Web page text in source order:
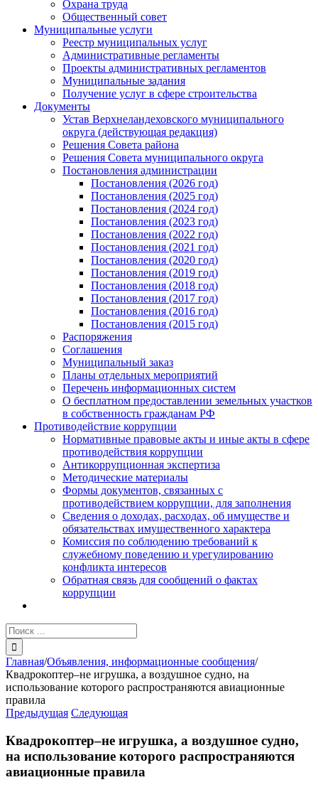
Охрана труда
Общественный совет
Муниципальные услуги
Реестр муниципальных услуг
Административные регламенты
Проекты административных регламентов
Муниципальные задания
Получение услуг в сфере строительства
Документы
Устав Верхнеландеховского муниципального
округа (действующая редакция)
Решения Совета района
Решения Совета муниципального округа
Постановления администрации
Постановления (2026 год)
Постановления (2025 год)
Постановления (2024 год)
Постановления (2023 год)
Постановления (2022 год)
Постановления (2021 год)
Постановления (2020 год)
Постановления (2019 год)
Постановления (2018 год)
Постановления (2017 год)
Постановления (2016 год)
Постановления (2015 год)
Распоряжения
Соглашения
Муниципальный заказ
Планы отдельных мероприятий
Перечень информационных систем
О бесплатном предоставлении земельных участков
в собственность гражданам РФ
Противодействие коррупции
Нормативные правовые акты и иные акты в сфере
противодействия коррупции
Антикоррупционная экспертиза
Методические материалы
Формы документов, связанных с
противодействием коррупции, для заполнения
Сведения о доходах, расходах, об имуществе и
обязательствах имущественного характера
Комиссия по соблюдению требований к
служебному поведению и урегулированию
конфликта интересов
Обратная связь для сообщений о фактах
коррупции
Результат
поиска:
Главная/Объявления, информационные сообщения/
Квадрокоптер–не игрушка, а воздушное судно, на
использование которого распространяются авиационные
правила
Предыдущая Следующая
Квадрокоптер–не игрушка, а воздушное судно,
на использование которого распространяются
авиационные правила